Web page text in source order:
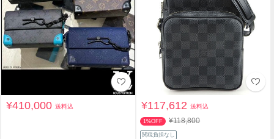
¥410,000送料込 ¥117,612送料込
1%OFF ¥118,800
関税負担なし